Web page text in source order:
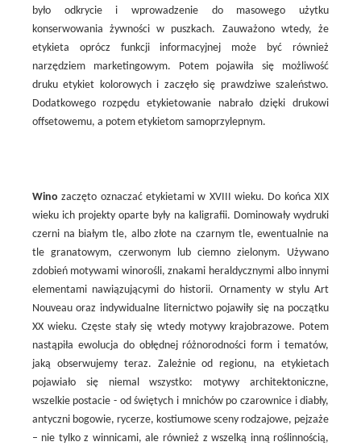
było odkrycie i wprowadzenie do masowego użytku
konserwowania żywności w puszkach. Zauważono wtedy, że
etykieta oprócz funkcji informacyjnej może być również
narzędziem marketingowym. Potem pojawiła się możliwość
druku etykiet kolorowych i zaczęło się prawdziwe szaleństwo.
Dodatkowego rozpędu etykietowanie nabrało dzięki drukowi
offsetowemu, a potem etykietom samoprzylepnym.
Wino zaczęto oznaczać etykietami w XVIII wieku. Do końca XIX
wieku ich projekty oparte były na kaligrafii. Dominowały wydruki
czerni na białym tle, albo złote na czarnym tle, ewentualnie na
tle granatowym, czerwonym lub ciemno zielonym. Używano
zdobień motywami winorośli, znakami heraldycznymi albo innymi
elementami nawiązującymi do historii. Ornamenty w stylu Art
Nouveau oraz indywidualne liternictwo pojawiły się na początku
XX wieku. Częste stały się wtedy motywy krajobrazowe. Potem
nastąpiła ewolucja do obłędnej różnorodności form i tematów,
jaką obserwujemy teraz. Zależnie od regionu, na etykietach
pojawiało się niemal wszystko: motywy architektoniczne,
wszelkie postacie - od świętych i mnichów po czarownice i diabły,
antyczni bogowie, rycerze, kostiumowe sceny rodzajowe, pejzaże
– nie tylko z winnicami, ale również z wszelką inną roślinnością,